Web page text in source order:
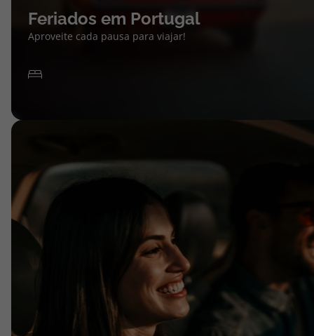
Feriados em Portugal
Aproveite cada pausa para viajar!